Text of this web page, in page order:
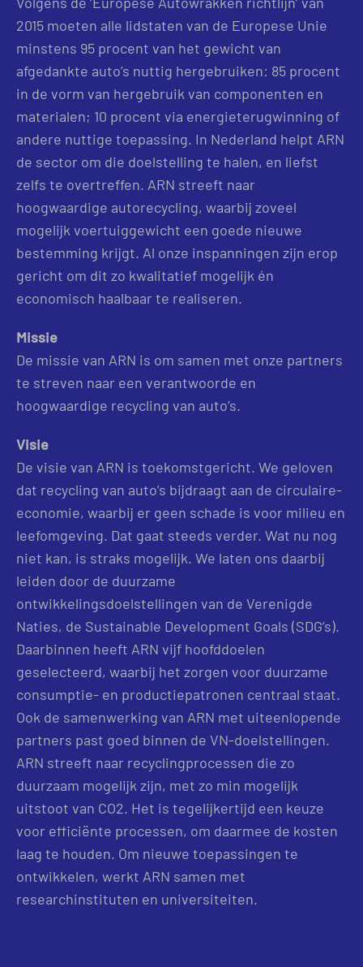
2015 moeten alle lidstaten van de Europese Unie
minstens 95 procent van het gewicht van
afgedankte auto’s nuttig hergebruiken: 85 procent
in de vorm van hergebruik van componenten en
materialen; 10 procent via energieterugwinning of
andere nuttige toepassing. In Nederland helpt ARN
de sector om die doelstelling te halen, en liefst
zelfs te overtreffen. ARN streeft naar
hoogwaardige autorecycling, waarbij zoveel
mogelijk voertuiggewicht een goede nieuwe
bestemming krijgt. Al onze inspanningen zijn erop
gericht om dit zo kwalitatief mogelijk én
economisch haalbaar te realiseren.
Missie
De missie van ARN is om samen met onze partners
te streven naar een verantwoorde en
hoogwaardige recycling van auto’s.
Visie
De visie van ARN is toekomstgericht. We geloven
dat recycling van auto’s bijdraagt aan de circulaire-
economie, waarbij er geen schade is voor milieu en
leefomgeving. Dat gaat steeds verder. Wat nu nog
niet kan, is straks mogelijk. We laten ons daarbij
leiden door de duurzame
ontwikkelingsdoelstellingen van de Verenigde
Naties, de Sustainable Development Goals (SDG’s).
Daarbinnen heeft ARN vijf hoofddoelen
geselecteerd, waarbij het zorgen voor duurzame
consumptie- en productiepatronen centraal staat.
Ook de samenwerking van ARN met uiteenlopende
partners past goed binnen de VN-doelstellingen.
ARN streeft naar recyclingprocessen die zo
duurzaam mogelijk zijn, met zo min mogelijk
uitstoot van CO2. Het is tegelijkertijd een keuze
voor efficiënte processen, om daarmee de kosten
laag te houden. Om nieuwe toepassingen te
ontwikkelen, werkt ARN samen met
researchinstituten en universiteiten.